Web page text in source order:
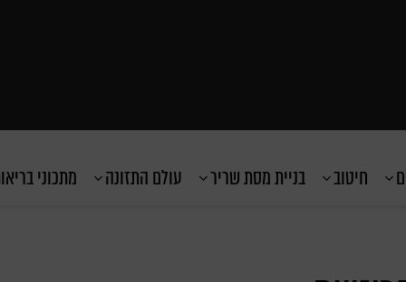
חיטוב בניית מסת שריר עולם התזונה מתכוני